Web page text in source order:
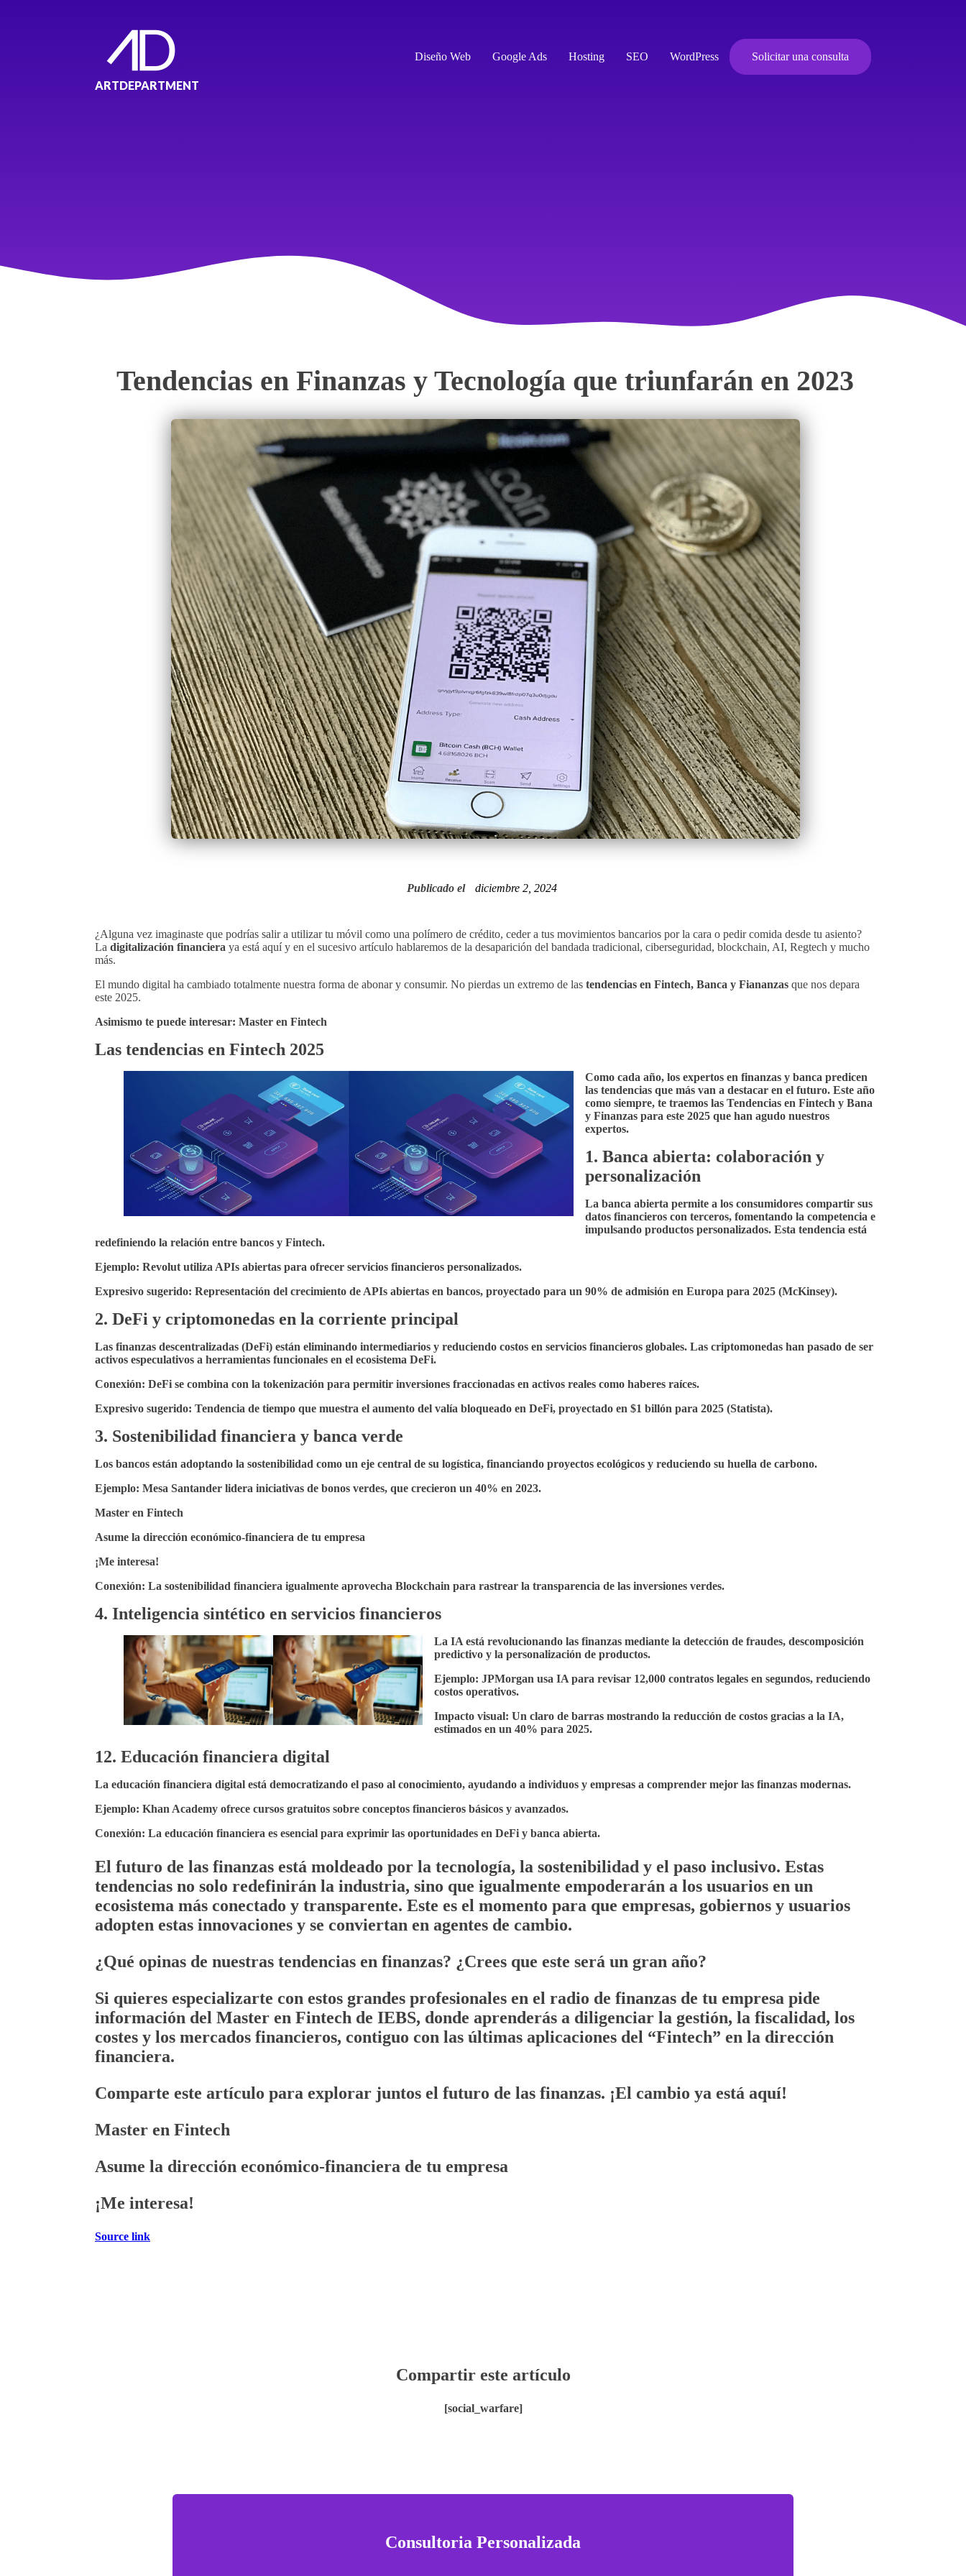
ARTDEPARTMENT
Diseño Web Google Ads Hosting SEO WordPress Solicitar una consulta
Tendencias en Finanzas y Tecnología que triunfarán en 2023
Publicado el diciembre 2, 2024
¿Alguna vez imaginaste que podrías salir a utilizar tu móvil como una polímero de crédito, ceder a tus movimientos bancarios por la cara o pedir comida desde tu asiento?
La digitalización financiera ya está aquí y en el sucesivo artículo hablaremos de la desaparición del bandada tradicional, ciberseguridad, blockchain, AI, Regtech y mucho
más.
El mundo digital ha cambiado totalmente nuestra forma de abonar y consumir. No pierdas un extremo de las tendencias en Fintech, Banca y Fiananzas que nos depara
este 2025.
Asimismo te puede interesar: Master en Fintech
Las tendencias en Fintech 2025
Como cada año, los expertos en finanzas y banca predicen
las tendencias que más van a destacar en el futuro. Este año
como siempre, te traemos las Tendencias en Fintech y Bana
y Finanzas para este 2025 que han agudo nuestros
expertos.
1. Banca abierta: colaboración y
personalización
La banca abierta permite a los consumidores compartir sus
datos financieros con terceros, fomentando la competencia e
impulsando productos personalizados. Esta tendencia está
redefiniendo la relación entre bancos y Fintech.
Ejemplo: Revolut utiliza APIs abiertas para ofrecer servicios financieros personalizados.
Expresivo sugerido: Representación del crecimiento de APIs abiertas en bancos, proyectado para un 90% de admisión en Europa para 2025 (McKinsey).
2. DeFi y criptomonedas en la corriente principal
Las finanzas descentralizadas (DeFi) están eliminando intermediarios y reduciendo costos en servicios financieros globales. Las criptomonedas han pasado de ser
activos especulativos a herramientas funcionales en el ecosistema DeFi.
Conexión: DeFi se combina con la tokenización para permitir inversiones fraccionadas en activos reales como haberes raíces.
Expresivo sugerido: Tendencia de tiempo que muestra el aumento del valía bloqueado en DeFi, proyectado en $1 billón para 2025 (Statista).
3. Sostenibilidad financiera y banca verde
Los bancos están adoptando la sostenibilidad como un eje central de su logística, financiando proyectos ecológicos y reduciendo su huella de carbono.
Ejemplo: Mesa Santander lidera iniciativas de bonos verdes, que crecieron un 40% en 2023.
Master en Fintech
Asume la dirección económico-financiera de tu empresa
¡Me interesa!
Conexión: La sostenibilidad financiera igualmente aprovecha Blockchain para rastrear la transparencia de las inversiones verdes.
4. Inteligencia sintético en servicios financieros
La IA está revolucionando las finanzas mediante la detección de fraudes, descomposición
predictivo y la personalización de productos.
Ejemplo: JPMorgan usa IA para revisar 12,000 contratos legales en segundos, reduciendo
costos operativos.
Impacto visual: Un claro de barras mostrando la reducción de costos gracias a la IA,
estimados en un 40% para 2025.
12. Educación financiera digital
La educación financiera digital está democratizando el paso al conocimiento, ayudando a individuos y empresas a comprender mejor las finanzas modernas.
Ejemplo: Khan Academy ofrece cursos gratuitos sobre conceptos financieros básicos y avanzados.
Conexión: La educación financiera es esencial para exprimir las oportunidades en DeFi y banca abierta.
El futuro de las finanzas está moldeado por la tecnología, la sostenibilidad y el paso inclusivo. Estas
tendencias no solo redefinirán la industria, sino que igualmente empoderarán a los usuarios en un
ecosistema más conectado y transparente. Este es el momento para que empresas, gobiernos y usuarios
adopten estas innovaciones y se conviertan en agentes de cambio.
¿Qué opinas de nuestras tendencias en finanzas? ¿Crees que este será un gran año?
Si quieres especializarte con estos grandes profesionales en el radio de finanzas de tu empresa pide
información del Master en Fintech de IEBS, donde aprenderás a diligenciar la gestión, la fiscalidad, los
costes y los mercados financieros, contiguo con las últimas aplicaciones del “Fintech” en la dirección
financiera.
Comparte este artículo para explorar juntos el futuro de las finanzas. ¡El cambio ya está aquí!
Master en Fintech
Asume la dirección económico-financiera de tu empresa
¡Me interesa!
Source link
Compartir este artículo
[social_warfare]
Consultoria Personalizada